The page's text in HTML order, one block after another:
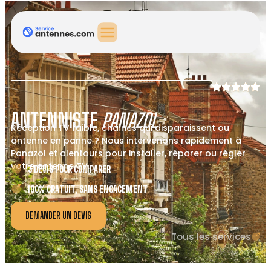
ANTENNISTEPANAZOL
Réception TV faible, chaînes qui disparaissent ou
antenne en panne ? Nous intervenons rapidement à
Panazol et alentours pour installer, réparer ou régler
votre antenne TV.
3 DEVIS POUR COMPARER
100% GRATUIT, SANS ENGAGEMENT
DEMANDER UN DEVIS
Tous les services